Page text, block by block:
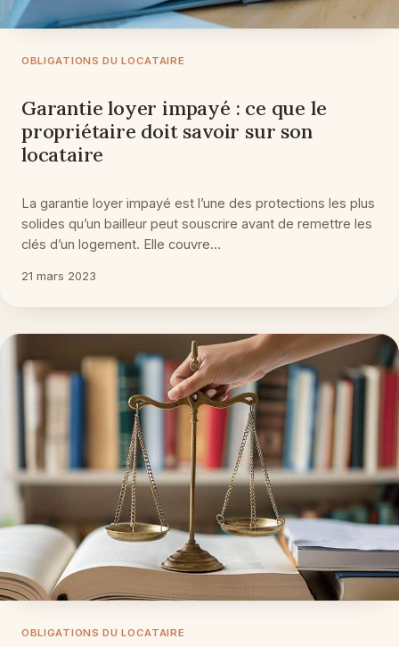
OBLIGATIONS DU LOCATAIRE
Garantie loyer impayé : ce que le
propriétaire doit savoir sur son
locataire
La garantie loyer impayé est l’une des protections les plus
solides qu’un bailleur peut souscrire avant de remettre les
clés d’un logement. Elle couvre…
21 mars 2023
OBLIGATIONS DU LOCATAIRE